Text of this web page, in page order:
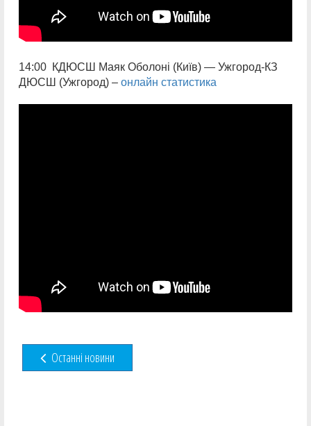
14:00 КДЮСШ Маяк Оболоні (Київ) — Ужгород-КЗ
ДЮСШ (Ужгород) – онлайн статистика
Останні новини